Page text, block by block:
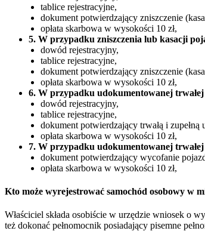
tablice rejestracyjne,
dokument potwierdzający zniszczenie
opłata skarbowa w wysokości 10 zł,
5. W przypadku zniszczenia lub kasacji
dowód rejestracyjny,
tablice rejestracyjne,
dokument potwierdzający zniszczenie
opłata skarbowa w wysokości 10 zł,
6. W przypadku udokumentowanej trwałej
dowód rejestracyjny,
tablice rejestracyjne,
dokument potwierdzający trwałą i zupełną
opłata skarbowa w wysokości 10 zł,
7. W przypadku udokumentowanej
dokument potwierdzający wycofanie
opłata skarbowa w wysokości 10 zł,
Kto może wyrejestrować samochód osobowy w
Właściciel składa osobiście w urzędzie wniosek o
też dokonać pełnomocnik posiadający pisemne